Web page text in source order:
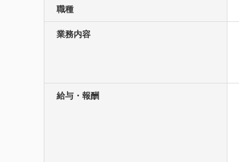
職種
業務内容
給与・報酬